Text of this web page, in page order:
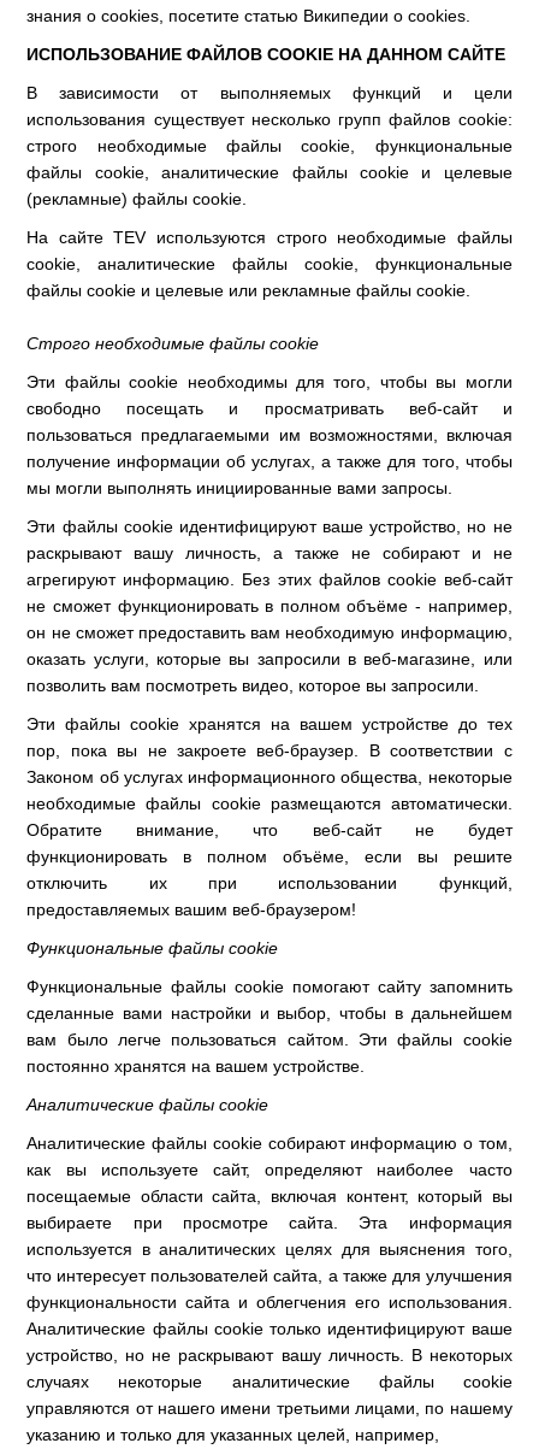
знания о cookies, посетите статью Википедии о cookies.
ИСПОЛЬЗОВАНИЕ ФАЙЛОВ COOKIE НА ДАННОМ САЙТЕ
В зависимости от выполняемых функций и цели
использования существует несколько групп файлов cookie:
строго необходимые файлы cookie, функциональные
файлы cookie, аналитические файлы cookie и целевые
(рекламные) файлы cookie.
На сайте TEV используются строго необходимые файлы
cookie, аналитические файлы cookie, функциональные
файлы cookie и целевые или рекламные файлы cookie.
Строго необходимые файлы cookie
Эти файлы cookie необходимы для того, чтобы вы могли
свободно посещать и просматривать веб-сайт и
пользоваться предлагаемыми им возможностями, включая
получение информации об услугах, а также для того, чтобы
мы могли выполнять инициированные вами запросы.
Эти файлы cookie идентифицируют ваше устройство, но не
раскрывают вашу личность, а также не собирают и не
агрегируют информацию. Без этих файлов cookie веб-сайт
не сможет функционировать в полном объёме - например,
он не сможет предоставить вам необходимую информацию,
оказать услуги, которые вы запросили в веб-магазине, или
позволить вам посмотреть видео, которое вы запросили.
Эти файлы cookie хранятся на вашем устройстве до тех
пор, пока вы не закроете веб-браузер. В соответствии с
Законом об услугах информационного общества, некоторые
необходимые файлы cookie размещаются автоматически.
Обратите внимание, что веб-сайт не будет
функционировать в полном объёме, если вы решите
отключить их при использовании функций,
предоставляемых вашим веб-браузером!
Функциональные файлы cookie
Функциональные файлы cookie помогают сайту запомнить
сделанные вами настройки и выбор, чтобы в дальнейшем
вам было легче пользоваться сайтом. Эти файлы cookie
постоянно хранятся на вашем устройстве.
Аналитические файлы cookie
Аналитические файлы cookie собирают информацию о том,
как вы используете сайт, определяют наиболее часто
посещаемые области сайта, включая контент, который вы
выбираете при просмотре сайта. Эта информация
используется в аналитических целях для выяснения того,
что интересует пользователей сайта, а также для улучшения
функциональности сайта и облегчения его использования.
Аналитические файлы cookie только идентифицируют ваше
устройство, но не раскрывают вашу личность. В некоторых
случаях некоторые аналитические файлы cookie
управляются от нашего имени третьими лицами, по нашему
указанию и только для указанных целей, например,